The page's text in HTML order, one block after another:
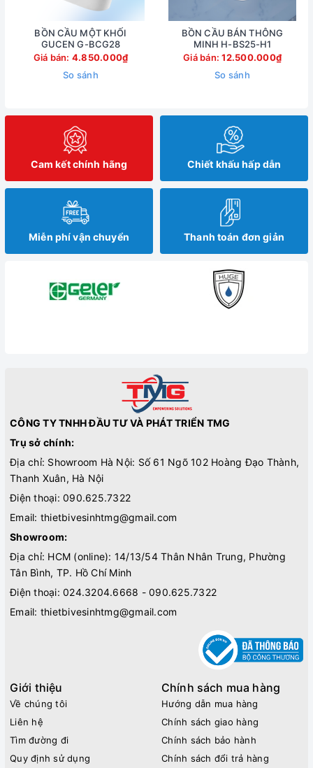
BỒN CẦU MỘT KHỐI
GUCEN G-BCG28
Giá bán: 4.850.000₫
So sánh
BỒN CẦU BÁN THÔNG
MINH H-BS25-H1
Giá bán:12.500.000₫
So sánh
Cam kết chính hãng Chiết khấu hấp dẫn
Miễn phí vận chuyển Thanh toán đơn giản
CÔNG TY TNHH ĐẦU TƯ VÀ PHÁT TRIỂN TMG
Trụ sở chính:
Địa chỉ: Showroom Hà Nội: Số 61 Ngõ 102 Hoàng Đạo Thành,
Thanh Xuân, Hà Nội
Điện thoại: 090.625.7322
Email: thietbivesinhtmg@gmail.com
Showroom:
Địa chỉ: HCM (online): 14/13/54 Thân Nhân Trung, Phường
Tân Bình, TP. Hồ Chí Minh
Điện thoại: 024.3204.6668 - 090.625.7322
Email: thietbivesinhtmg@gmail.com
Giới thiệu
Về chúng tôi
Liên hệ
Tìm đường đi
Quy định sử dụng
Chính sách mua hàng
Hướng dẫn mua hàng
Chính sách giao hàng
Chính sách bảo hành
Chính sách đổi trả hàng